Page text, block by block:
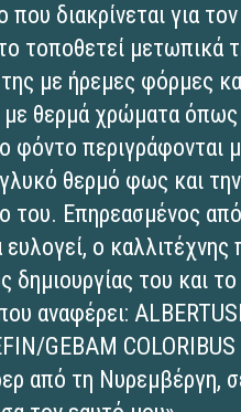
διακρίνεται για τον
τοποθετεί μετωπικά
με ήρεμες φόρμες
με θερμά χρώματα
φόντο περιγράφονται
θερμό φως και την
του. Επηρεασμένος
ο καλλιτέχνης
δημιουργίας του και το
αναφέρει:
GEBAM
από τη Νυρεμβέργη,